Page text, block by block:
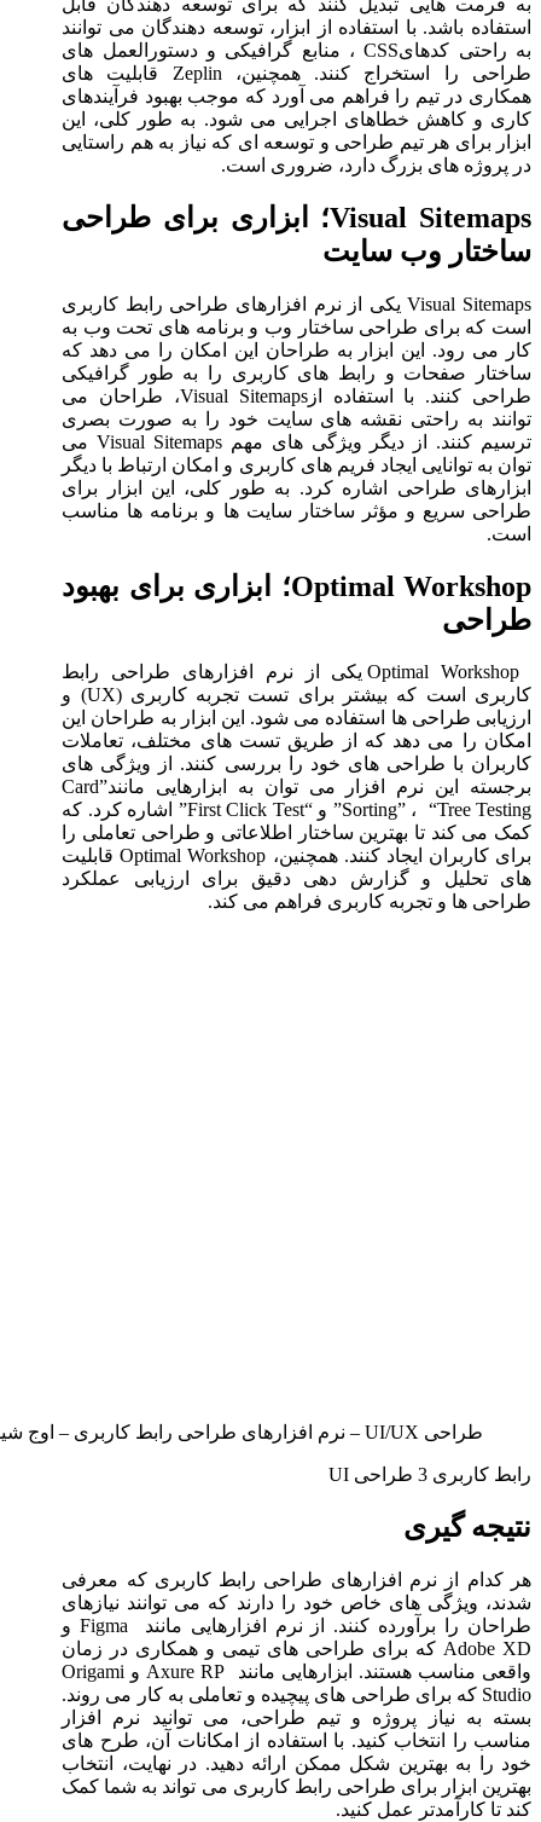
استفاده باشد. با استفاده از ابزار، توسعه دهندگان می توانند
به راحتی کدهایCSS ، منابع گرافیکی و دستورالعمل های
طراحی را استخراج کنند. همچنین، Zeplin قابلیت های
همکاری در تیم را فراهم می آورد که موجب بهبود فرآیندهای
کاری و کاهش خطاهای اجرایی می شود. به طور کلی، این
ابزار برای هر تیم طراحی و توسعه ای که نیاز به هم راستایی
در پروژه های بزرگ دارد، ضروری است.
Visual Sitemaps؛ ابزاری برای طراحی
ساختار وب سایت
Visual Sitemaps یکی از نرم افزارهای طراحی رابط کاربری
است که برای طراحی ساختار وب و برنامه های تحت وب به
کار می رود. این ابزار به طراحان این امکان را می دهد که
ساختار صفحات و رابط های کاربری را به طور گرافیکی
طراحی کنند. با استفاده ازVisual Sitemaps، طراحان می
توانند به راحتی نقشه های سایت خود را به صورت بصری
ترسیم کنند. از دیگر ویژگی های مهم Visual Sitemaps می
توان به توانایی ایجاد فریم های کاربری و امکان ارتباط با دیگر
ابزارهای طراحی اشاره کرد. به طور کلی، این ابزار برای
طراحی سریع و مؤثر ساختار سایت ها و برنامه ها مناسب
است.
Optimal Workshop؛ ابزاری برای بهبود
طراحی
Optimal Workshop یکی از نرم افزارهای طراحی رابط
کاربری است که بیشتر برای تست تجربه کاربری (UX) و
ارزیابی طراحی ها استفاده می شود. این ابزار به طراحان این
امکان را می دهد که از طریق تست های مختلف، تعاملات
کاربران با طراحی های خود را بررسی کنند. از ویژگی های
برجسته این نرم افزار می توان به ابزارهایی مانند”Card
Sorting” ، “Tree Testing” و “First Click Test” اشاره کرد. که
کمک می کند تا بهترین ساختار اطلاعاتی و طراحی تعاملی را
برای کاربران ایجاد کنند. همچنین، Optimal Workshop قابلیت
های تحلیل و گزارش دهی دقیق برای ارزیابی عملکرد
طراحی ها و تجربه کاربری فراهم می کند.
طراحی UI/UX – نرم افزارهای طراحی رابط کاربری – اوج شید
رابط کاربری 3 طراحی UI
نتیجه گیری
هر کدام از نرم افزارهای طراحی رابط کاربری که معرفی
شدند، ویژگی های خاص خود را دارند که می توانند نیازهای
طراحان را برآورده کنند. از نرم افزارهایی مانند Figma و
Adobe XD که برای طراحی های تیمی و همکاری در زمان
واقعی مناسب هستند. ابزارهایی مانند Axure RP و Origami
Studio که برای طراحی های پیچیده و تعاملی به کار می روند.
بسته به نیاز پروژه و تیم طراحی، می توانید نرم افزار
مناسب را انتخاب کنید. با استفاده از امکانات آن، طرح های
خود را به بهترین شکل ممکن ارائه دهید. در نهایت، انتخاب
بهترین ابزار برای طراحی رابط کاربری می تواند به شما کمک
کند تا کارآمدتر عمل کنید.